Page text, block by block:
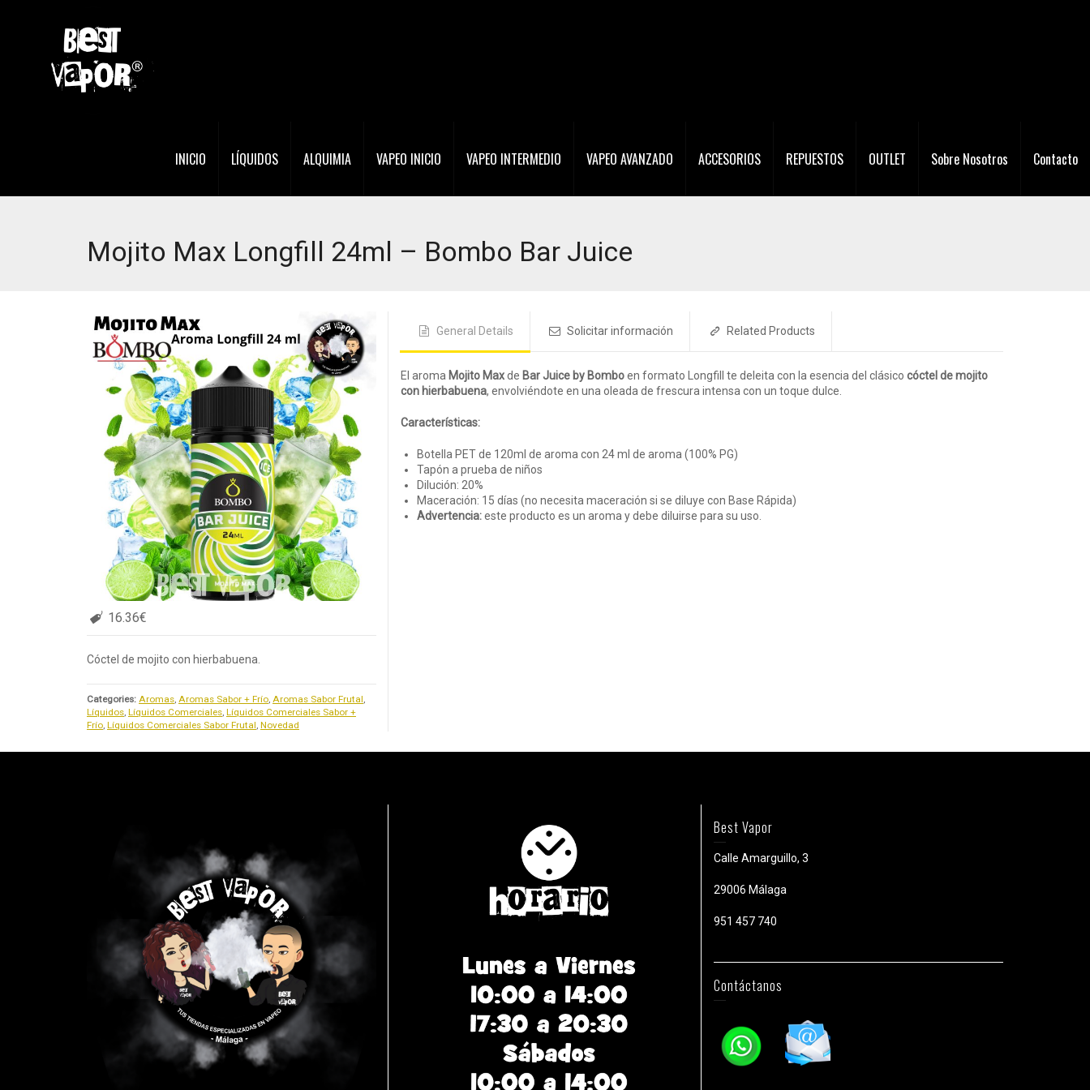
INICIO LÍQUIDOS ALQUIMIA VAPEO INICIO VAPEO INTERMEDIO VAPEO AVANZADO ACCESORIOS REPUESTOS OUTLET Sobre Nosotros Contacto
Mojito Max Longfill 24ml – Bombo Bar Juice
16.36€
Cóctel de mojito con hierbabuena.
Categories: Aromas Aromas Sabor + Frío Aromas Sabor Frutal
Líquidos Líquidos Comerciales Líquidos Comerciales Sabor +
Frío Líquidos Comerciales Sabor Frutal Novedad
General Details Solicitar información Related Products
El aroma Mojito Max de Bar Juice by Bomboen formato Longfill te deleita con la esencia del clásico cóctel de mojito
con hierbabuena, envolviéndote en una oleada de frescura intensa con un toque dulce.
Características:
Botella PET de 120ml de aroma con 24 ml de aroma (100% PG)
Tapón a prueba de niños
Dilución: 20%
Maceración: 15 días (no necesita maceración si se diluye con Base Rápida)
Advertencia:este producto es un aroma y debe diluirse para su uso.
Best Vapor
Calle Amarguillo, 3
29006 Málaga
951 457 740
Contáctanos